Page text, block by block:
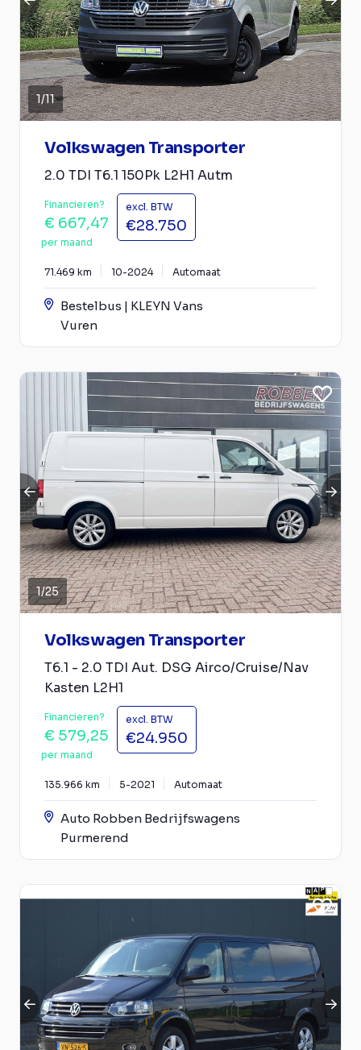
1/11
Volkswagen Transporter
2.0 TDI T6.1 150Pk L2H1 Autm
Financieren?
€ 667,47
per maand
excl. BTW
€28.750
71.469 km 10-2024 Automaat
Bestelbus | KLEYN Vans
Vuren
1/25
Volkswagen Transporter
T6.1 - 2.0 TDI Aut. DSG Airco/Cruise/Nav
Kasten L2H1
Financieren?
€ 579,25
per maand
excl. BTW
€24.950
135.966 km 5-2021 Automaat
Auto Robben Bedrijfswagens
Purmerend